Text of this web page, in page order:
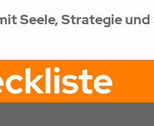
Seele, Strategie